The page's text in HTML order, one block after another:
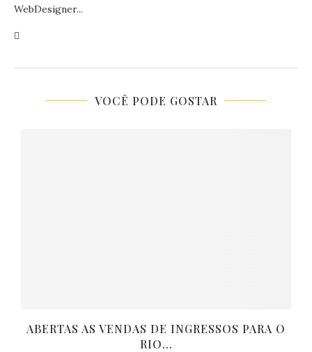
WebDesigner...
VOCÊ PODE GOSTAR
ABERTAS AS VENDAS DE INGRESSOS PARA O
RIO...